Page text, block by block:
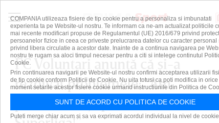
FC Voluntari anunţă că şi-a
rezolvat problemele: ”Am
primit licenţa pentru
COMPANIA utilizeaza fisiere de tip cookie pentru a personaliza si imbunatati
experienta ta pe Website-ul nostru. Te informam ca ne-am actualizat politicile
mai recente modificari propuse de Regulamentul (UE) 2016/679 privind
persoanelor fizice in ceea ce priveste prelucrarea datelor cu caracter personal
privind libera circulatie a acestor date. Inainte de a continua navigarea pe
nostru te rugam sa aloci timpul necesar pentru a citi si intelege continutul
Cookie.
Prin continuarea navigarii pe Website-ul nostru confirmi acceptarea utilizarii
de tip cookie conform Politicii de Cookie. Nu uita totusi ca poti modifica in orice
moment setarile acestor fisiere cookie urmand instructiunile din Politica de
SUNT DE ACORD CU POLITICA DE COOKIE
Puteti merge chiar acum si sa va exprimati acordul individual la nivel de